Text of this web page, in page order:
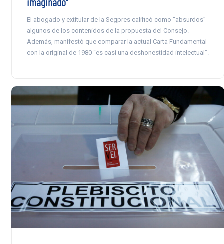
El abogado y extitular de la Segpres calificó como “absurdos”
algunos de los contenidos de la propuesta del Consejo.
Además, manifestó que comparar la actual Carta Fundamental
con la original de 1980 “es casi una deshonestidad intelectual”.